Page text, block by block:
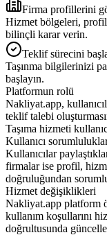
Firma profillerini
Hizmet bölgeleri, profil
bilinçli karar verin.
Teklif sürecini
Taşınma bilgilerinizi
başlayın.
Platformun rolü
Nakliyat.app,
teklif talebi
Taşıma hizmeti
Kullanıcı
Kullanıcılar
firmalar ise profil,
doğruluğundan
Hizmet değişiklikleri
Nakliyat.app platform
kullanım koşullarını
doğrultusunda